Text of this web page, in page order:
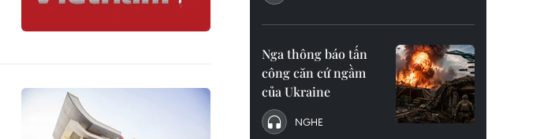
Nga thông báo tấn
công căn cứ ngầm
của Ukraine
NGHE